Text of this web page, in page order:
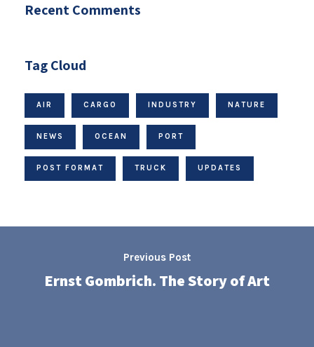
Recent Comments
Tag Cloud
AIR CARGO INDUSTRY NATURE
NEWS OCEAN PORT
POST FORMAT TRUCK UPDATES
Previous Post
Ernst Gombrich. The Story of Art